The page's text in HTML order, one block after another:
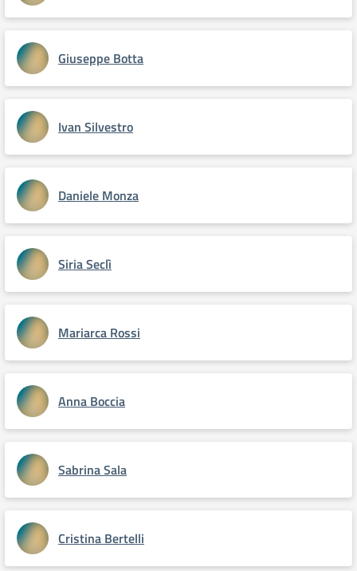
Giuseppe Botta
Ivan Silvestro
Daniele Monza
Siria Seclì
Mariarca Rossi
Anna Boccia
Sabrina Sala
Cristina Bertelli